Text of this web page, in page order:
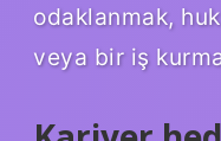
odaklanmak,
veya bir iş